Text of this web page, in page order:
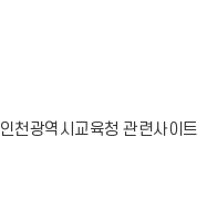
인천광역시교육청 관련사이트